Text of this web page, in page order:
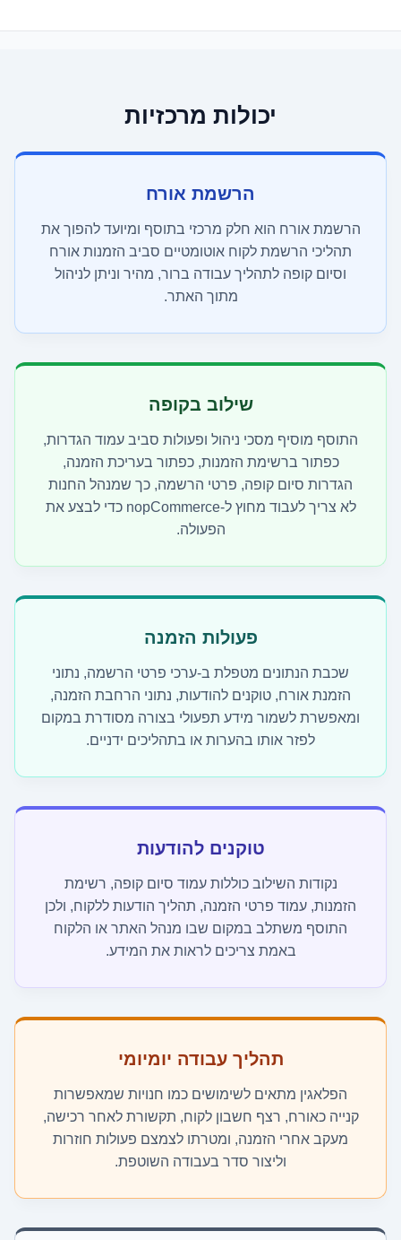
יכולות מרכזיות
הרשמת אורח
הרשמת אורח הוא חלק מרכזי בתוסף ומיועד להפוך את
תהליכי הרשמת לקוח אוטומטיים סביב הזמנות אורח
וסיום קופה לתהליך עבודה ברור, מהיר וניתן לניהול
מתוך האתר.
שילוב בקופה
התוסף מוסיף מסכי ניהול ופעולות סביב עמוד הגדרות,
כפתור ברשימת הזמנות, כפתור בעריכת הזמנה,
הגדרות סיום קופה, פרטי הרשמה, כך שמנהל החנות
לא צריך לעבוד מחוץ ל-nopCommerce כדי לבצע את
הפעולה.
פעולות הזמנה
שכבת הנתונים מטפלת ב-ערכי פרטי הרשמה, נתוני
הזמנת אורח, טוקנים להודעות, נתוני הרחבת הזמנה,
ומאפשרת לשמור מידע תפעולי בצורה מסודרת במקום
לפזר אותו בהערות או בתהליכים ידניים.
טוקנים להודעות
נקודות השילוב כוללות עמוד סיום קופה, רשימת
הזמנות, עמוד פרטי הזמנה, תהליך הודעות ללקוח, ולכן
התוסף משתלב במקום שבו מנהל האתר או הלקוח
באמת צריכים לראות את המידע.
תהליך עבודה יומיומי
הפלאגין מתאים לשימושים כמו חנויות שמאפשרות
קנייה כאורח, רצף חשבון לקוח, תקשורת לאחר רכישה,
מעקב אחרי הזמנה, ומטרתו לצמצם פעולות חוזרות
וליצור סדר בעבודה השוטפת.